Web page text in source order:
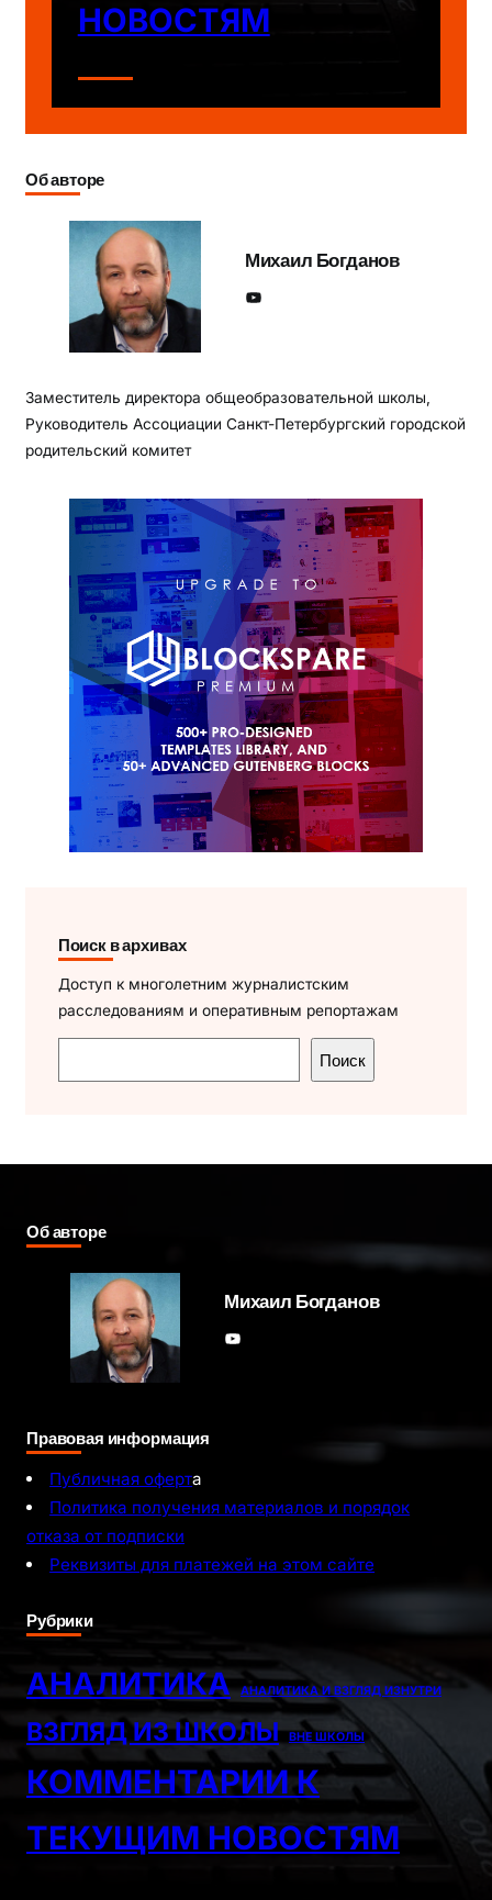
НОВОСТЯМ
Об авторе
Михаил Богданов
YouTube
Заместитель директора общеобразовательной школы,
Руководитель Ассоциации Санкт-Петербургский городской
родительский комитет
Поиск в архивах
Доступ к многолетним журналистским
расследованиям и оперативным репортажам
о
к
Поиск
Об авторе
Михаил Богданов
YouTube
Правовая информация
Публичная оферта
Политика получения материалов и порядок
отказа от подписки
Реквизиты для платежей на этом сайте
Рубрики
АНАЛИТИКА АНАЛИТИКА И ВЗГЛЯД ИЗНУТРИ
ВЗГЛЯД ИЗ ШКОЛЫ ВНЕ ШКОЛЫ
КОММЕНТАРИИ К
ТЕКУЩИМ НОВОСТЯМ